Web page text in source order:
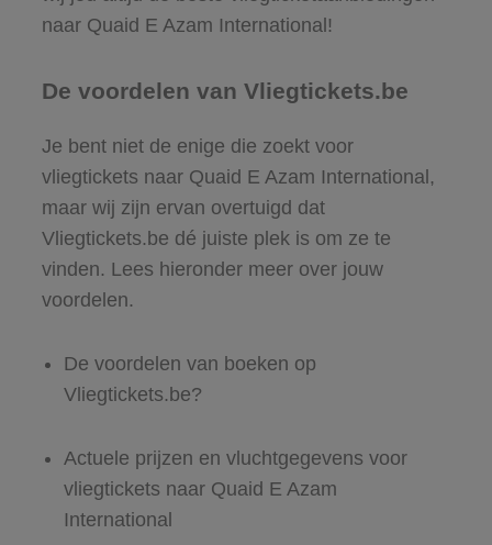
naar Quaid E Azam International!
De voordelen van Vliegtickets.be
Je bent niet de enige die zoekt voor
vliegtickets naar Quaid E Azam International,
maar wij zijn ervan overtuigd dat
Vliegtickets.be dé juiste plek is om ze te
vinden. Lees hieronder meer over jouw
voordelen.
De voordelen van boeken op
Vliegtickets.be?
Actuele prijzen en vluchtgegevens voor
vliegtickets naar Quaid E Azam
International